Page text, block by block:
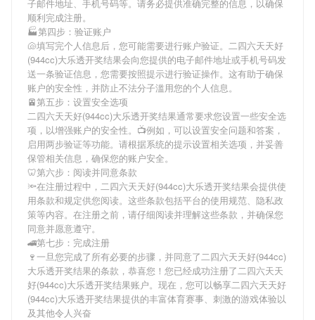
子邮件地址、手机号码等。请务必提供准确完整的信息，以确保
顺利完成注册。
🏭第四步：验证账户
🐚填写完个人信息后，您可能需要进行账户验证。 二四六天天好
(944cc)大乐透开奖结果会向您提供的电子邮件地址或手机号码发
送一条验证信息，您需要按照提示进行验证操作。这有助于确保
账户的安全性，并防止不法分子滥用您的个人信息。
🚈第五步：设置安全选项
二四六天天好(944cc)大乐透开奖结果通常要求您设置一些安全选
项，以增强账户的安全性。📺例如，可以设置安全问题和答案，
启用两步验证等功能。请根据系统的提示设置相关选项，并妥善
保管相关信息，确保您的账户安全。
🦷第六步：阅读并同意条款
🔦在注册过程中， 二四六天天好(944cc)大乐透开奖结果会提供使
用条款和规定供您阅读。这些条款包括平台的使用规范、隐私政
策等内容。在注册之前，请仔细阅读并理解这些条款，并确保您
同意并愿意遵守。
🚄第七步：完成注册
🍷一旦您完成了所有必要的步骤，并同意了二四六天天好(944cc)
大乐透开奖结果的条款，恭喜您！您已经成功注册了二四六天天
好(944cc)大乐透开奖结果账户。现在，您可以畅享二四六天天好
(944cc)大乐透开奖结果提供的丰富体育赛事、刺激的游戏体验以
及其他令人兴奋